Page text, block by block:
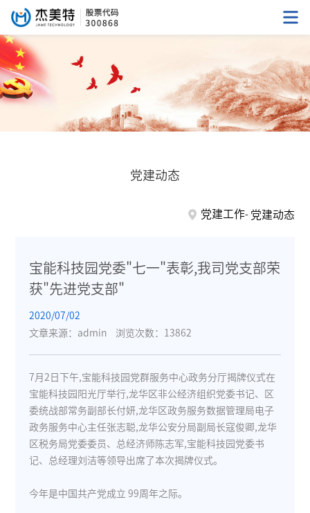
党建动态
党建工作 党建动态
宝能科技园党委"七一"表彰,我司党支部荣
获"先进党支部"
2020/07/02
文章来源：admin
浏览次数：13862
7月2日下午,宝能科技园党群服务中心政务分厅揭牌仪式在
宝能科技园阳光厅举行,龙华区非公经济组织党委书记、区
委统战部常务副部长付妍,龙华区政务服务数据管理局电子
政务服务中心主任张志聪,龙华公安分局副局长寇俊卿,龙华
区税务局党委委员、总经济师陈志军,宝能科技园党委书
记、总经理刘洁等领导出席了本次揭牌仪式。
今年是中国共产党成立 99周年之际。